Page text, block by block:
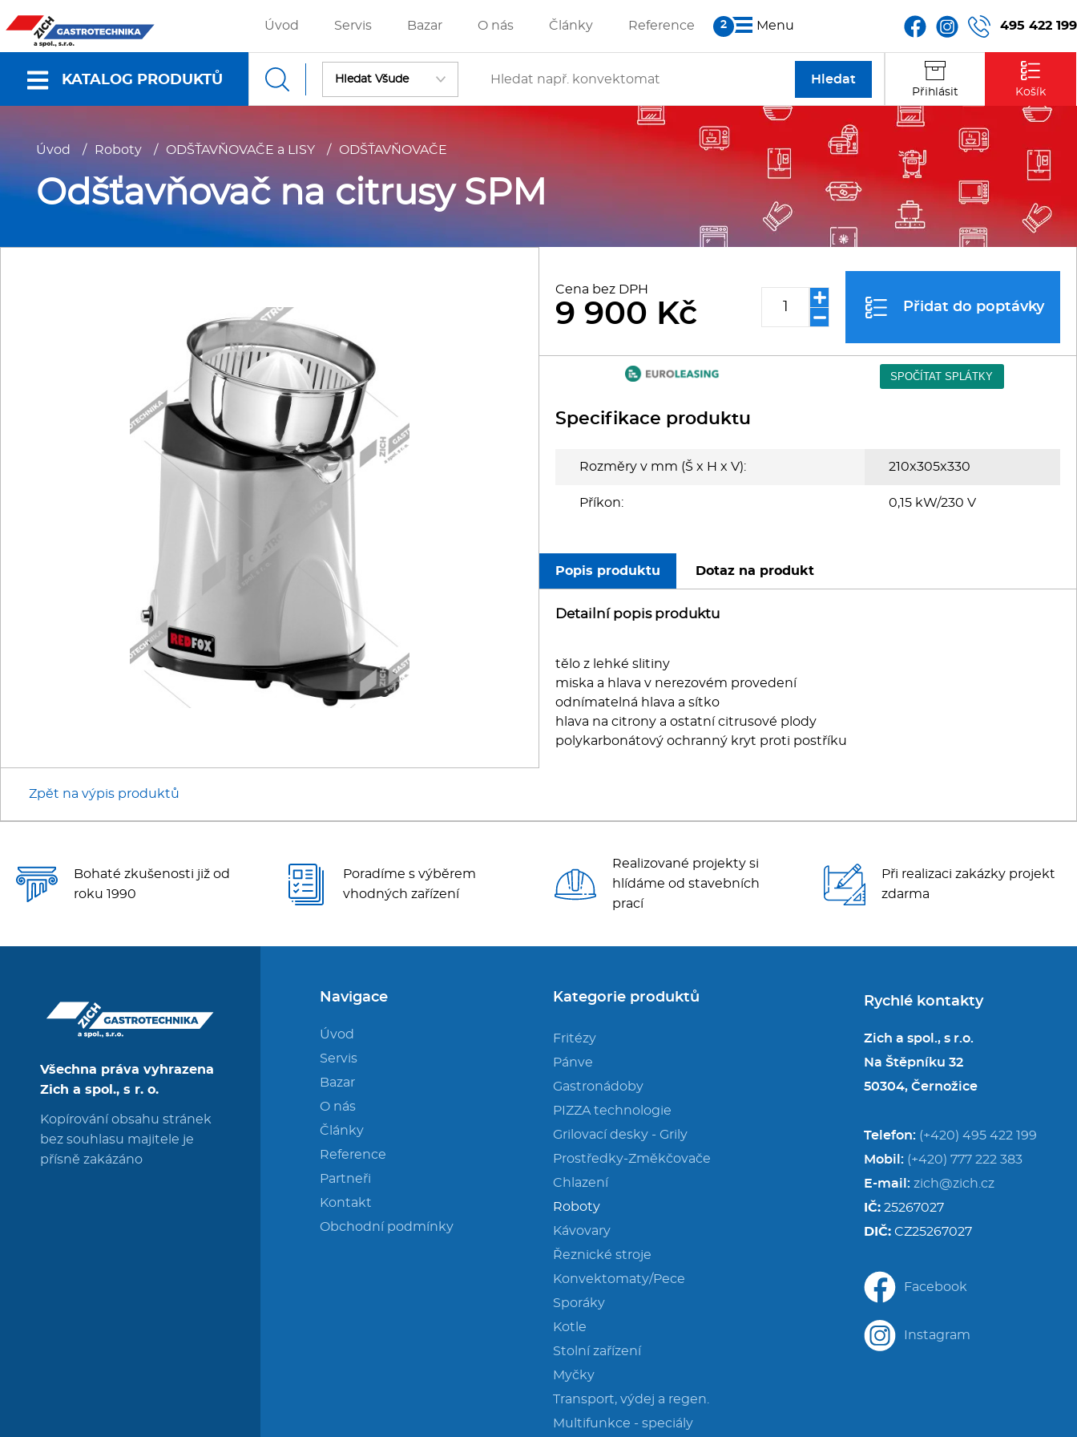
495 422 199
Přihlásit Košík
Úvod Servis Bazar O nás Články Reference Menu
KATALOG PRODUKTŮ
Nabídky a katalogy
Vstoupit
Grilovací desky - Grily
Roboty
Řeznické stroje
Konvektomaty/Pece Sporáky
Multifunkce - speciály Vařiče a výrobníky těstovin
Vodní lázně
Ostatní
Úvod / Roboty / ODŠŤAVŇOVAČE a LISY / ODŠŤAVŇOVAČE
Odšťavňovač na citrusy SPM
Zpět na výpis produktů
Cena bez DPH
9 900 Kč Přidat do poptávky
Specifikace produktu
Rozměry v mm (Š x H x V): 210x305x330
Příkon: 0,15 kW/230 V
Popis produktu
Detailní popis produktu
tělo z lehké slitiny
miska a hlava v nerezovém provedení
odnímatelná hlava a sítko
hlava na citrony a ostatní citrusové plody
polykarbonátový ochranný kryt proti postříku
Dotaz na produkt
Bohaté zkušenosti již od
roku 1990
Poradíme s výběrem
vhodných zařízení
Realizované projekty si
hlídáme od stavebních
prací
Při realizaci zakázky projekt
zdarma
Všechna práva vyhrazena
Zich a spol., s r. o.
Kopírování obsahu stránek
bez souhlasu majitele je
přísně zakázáno
Navigace
Úvod
Servis
Bazar
O nás
Články
Reference
Partneři
Kontakt
Obchodní podmínky
Kategorie produktů
Fritézy
Pánve
Gastronádoby
PIZZA technologie
Grilovací desky - Grily
Prostředky-Změkčovače
Chlazení
Roboty
Kávovary
Řeznické stroje
Konvektomaty/Pece
Sporáky
Kotle
Stolní zařízení
Myčky
Transport, výdej a regen.
Multifunkce - speciály
Rychlé kontakty
Zich a spol., s r.o.
Na Štěpníku 32
50304, Černožice
Telefon: (+420) 495 422 199
Mobil: (+420) 777 222 383
E-mail: zich@zich.cz
IČ: 25267027
DIČ: CZ25267027
Facebook
Instagram